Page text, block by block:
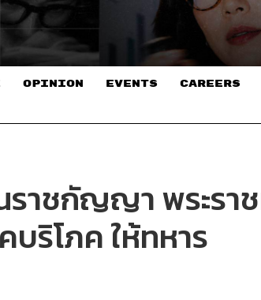
OPINION EVENTS CAREERS
ราชกัญญา พระรา
บริโภค ให้ทหาร